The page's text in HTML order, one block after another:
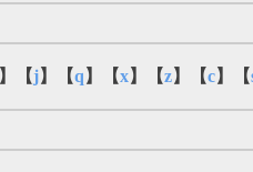
】【j】【q 】【x】【z】【c】【